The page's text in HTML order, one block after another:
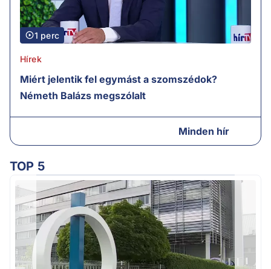
1 perc
Hírek
Miért jelentik fel egymást a szomszédok?
Németh Balázs megszólalt
Minden hír
TOP 5